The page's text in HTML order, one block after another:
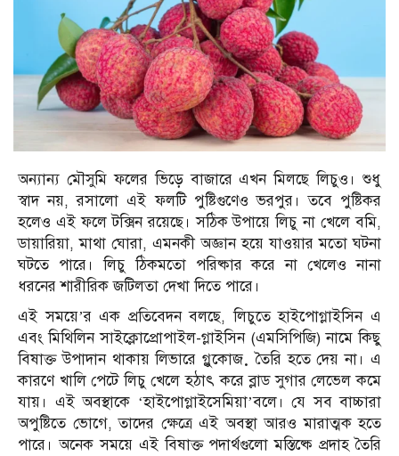
অন্যান্য মৌসুমি ফলের ভিড়ে বাজারে এখন মিলছে লিচুও। শুধু
স্বাদ নয়, রসালো এই ফলটি পুষ্টিগুণেও ভরপুর। তবে পুষ্টিকর
হলেও এই ফলে টক্সিন রয়েছে। সঠিক উপায়ে লিচু না খেলে বমি,
ডায়ারিয়া, মাথা ঘোরা, এমনকী অজ্ঞান হয়ে যাওয়ার মতো ঘটনা
ঘটতে পারে। লিচু ঠিকমতো পরিষ্কার করে না খেলেও নানা
ধরনের শারীরিক জটিলতা দেখা দিতে পারে।
এই সময়ে’র এক প্রতিবেদন বলছে, লিচুতে হাইপোগ্লাইসিন এ
এবং মিথিলিন সাইক্লোপ্রোপাইল-গ্লাইসিন (এমসিপিজি) নামে কিছু
বিষাক্ত উপাদান থাকায় লিভারে গ্লুকোজ় তৈরি হতে দেয় না। এ
কারণে খালি পেটে লিচু খেলে হঠাৎ করে ব্লাড সুগার লেভেল কমে
যায়। এই অবস্থাকে ‘হাইপোগ্লাইসেমিয়া’বলে। যে সব বাচ্চারা
অপুষ্টিতে ভোগে, তাদের ক্ষেত্রে এই অবস্থা আরও মারাত্মক হতে
পারে। অনেক সময়ে এই বিষাক্ত পদার্থগুলো মস্তিষ্কে প্রদাহ তৈরি